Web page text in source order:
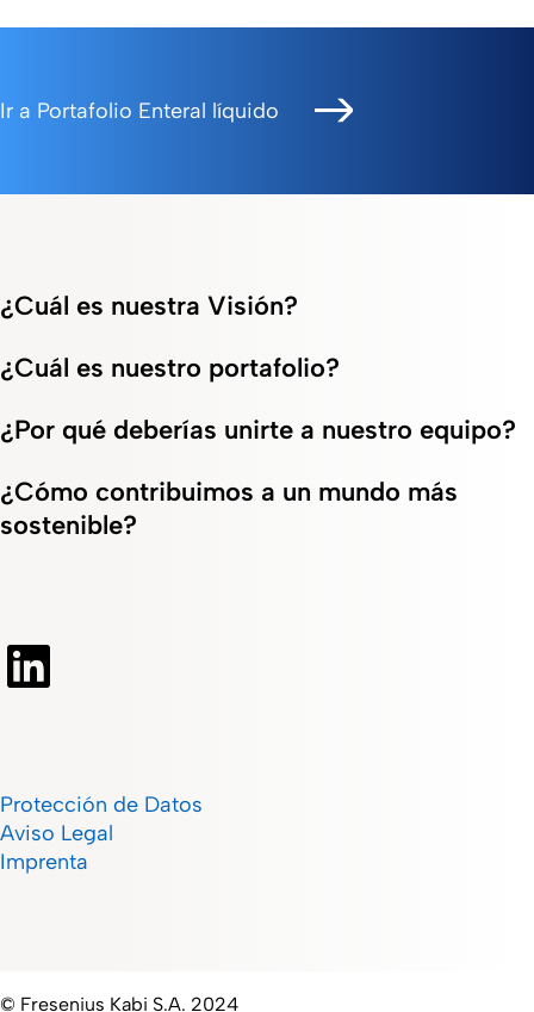
Ir a Portafolio Enteral líquido
¿Cuál es nuestra Visión?
¿Cuál es nuestro portafolio?
¿Por qué deberías unirte a nuestro equipo?
¿Cómo contribuimos a un mundo más
sostenible?
Protección de Datos
Aviso Legal
Imprenta
© Fresenius Kabi S.A. 2024